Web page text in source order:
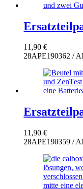
11,90 €
28APE190362 /
11,90 €
28APE190359 /